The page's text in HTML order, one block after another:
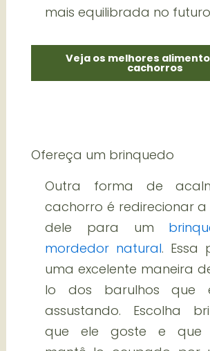
mais equilibrada no
Veja os melhores
cachorros
Ofereça um brinquedo
Outra forma de
cachorro é redirecionar
dele para um
mordedor natural. Essa
uma excelente maneira
lo dos barulhos que
assustando. Escolha
que ele goste e que